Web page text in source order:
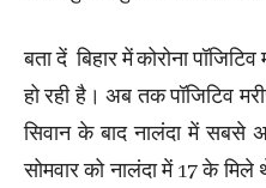
बता दें बिहार में कोरोना
हो रही है। अब तक पॉजिटिव
सिवान के बाद नालंदा में सबसे
सोमवार को नालंदा में 17 के